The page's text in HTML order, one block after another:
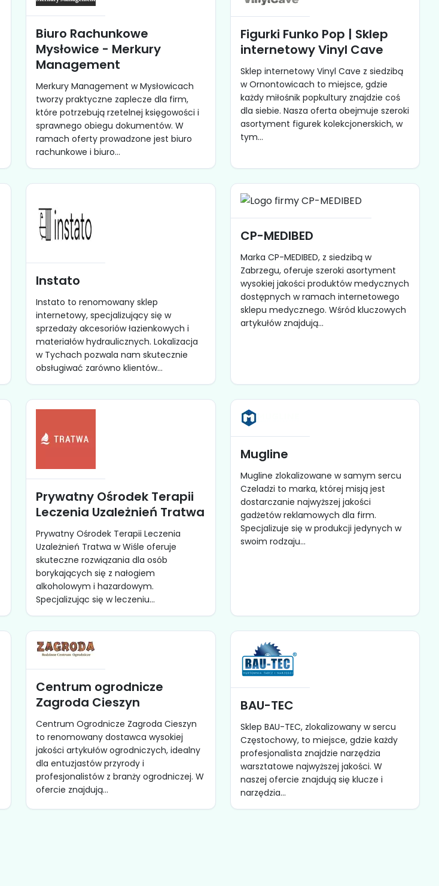
Biuro Rachunkowe
Mysłowice - Merkury
Management
Merkury Management w Mysłowicach
tworzy praktyczne zaplecze dla firm,
które potrzebują rzetelnej księgowości i
sprawnego obiegu dokumentów. W
ramach oferty prowadzone jest biuro
rachunkowe i biuro...
Figurki Funko Pop | Sklep
internetowy Vinyl Cave
Sklep internetowy Vinyl Cave z siedzibą
w Ornontowicach to miejsce, gdzie
każdy miłośnik popkultury znajdzie coś
dla siebie. Nasza oferta obejmuje szeroki
asortyment figurek kolekcjonerskich, w
tym...
Instato
Instato to renomowany sklep
internetowy, specjalizujący się w
sprzedaży akcesoriów łazienkowych i
materiałów hydraulicznych. Lokalizacja
w Tychach pozwala nam skutecznie
obsługiwać zarówno klientów...
CP-MEDIBED
Marka CP-MEDIBED, z siedzibą w
Zabrzegu, oferuje szeroki asortyment
wysokiej jakości produktów medycznych
dostępnych w ramach internetowego
sklepu medycznego. Wśród kluczowych
artykułów znajdują...
Prywatny Ośrodek Terapii
Leczenia Uzależnień Tratwa
Prywatny Ośrodek Terapii Leczenia
Uzależnień Tratwa w Wiśle oferuje
skuteczne rozwiązania dla osób
borykających się z nałogiem
alkoholowym i hazardowym.
Specjalizując się w leczeniu...
Mugline
Mugline zlokalizowane w samym sercu
Czeladzi to marka, której misją jest
dostarczanie najwyższej jakości
gadżetów reklamowych dla firm.
Specjalizuje się w produkcji jedynych w
swoim rodzaju...
Centrum ogrodnicze
Zagroda Cieszyn
Centrum Ogrodnicze Zagroda Cieszyn
to renomowany dostawca wysokiej
jakości artykułów ogrodniczych, idealny
dla entuzjastów przyrody i
profesjonalistów z branży ogrodniczej. W
ofercie znajdują...
BAU-TEC
Sklep BAU-TEC, zlokalizowany w sercu
Częstochowy, to miejsce, gdzie każdy
profesjonalista znajdzie narzędzia
warsztatowe najwyższej jakości. W
naszej ofercie znajdują się klucze i
narzędzia...